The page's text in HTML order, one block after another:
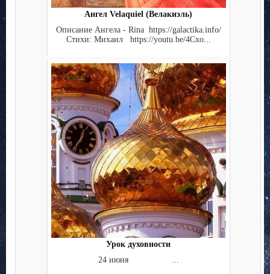
Ангел Velaquiel (Велакиэль)
Описание Ангела - Rina https://galactika.info/
Стихи: Михаил https://youtu.be/4Cxo...
Урок духовности
24 июня ...